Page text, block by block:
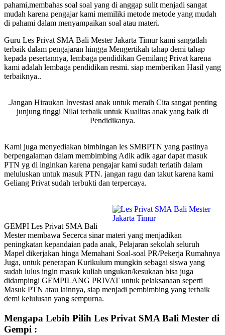
pahami,membahas soal soal yang di anggap sulit menjadi sangat
mudah karena pengajar kami memiliki metode metode yang mudah
di pahami dalam menyampaikan soal atau materi.
Guru Les Privat SMA Bali Mester Jakarta Timur kami sangatlah
terbaik dalam pengajaran hingga Mengertikah tahap demi tahap
kepada pesertannya, lembaga pendidikan Gemilang Privat karena
kami adalah lembaga pendidikan resmi. siap memberikan Hasil yang
terbaiknya..
.Jangan Hiraukan Investasi anak untuk meraih Cita sangat penting
junjung tinggi Nilai terbaik untuk Kualitas anak yang baik di
Pendidikanya.
Kami juga menyediakan bimbingan les SMBPTN yang pastinya
berpengalaman dalam membimbing Adik adik agar dapat masuk
PTN yg di inginkan karena pengajar kami sudah terlatih dalam
meluluskan untuk masuk PTN. jangan ragu dan takut karena kami
Geliang Privat sudah terbukti dan terpercaya.
GEMPI Les Privat SMA Bali
Mester membawa Secerca sinar materi yang menjadikan
peningkatan kepandaian pada anak, Pelajaran sekolah seluruh
Mapel dikerjakan hinga Memahani Soal-soal PR/Pekerja Rumahnya
Juga, untuk penerapan Kurikulum mungkin sebagai siswa yang
sudah lulus ingin masuk kuliah ungukan/kesukaan bisa juga
didampingi GEMPILANG PRIVAT untuk pelaksanaan seperti
Masuk PTN atau lainnya, siap menjadi pembimbing yang terbaik
demi kelulusan yang sempurna.
Mengapa Lebih Pilih Les Privat SMA Bali Mester di
Gempi :